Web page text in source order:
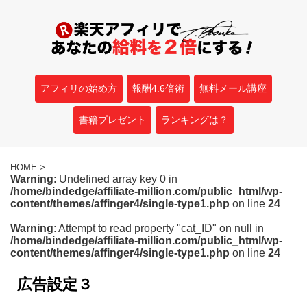
アフィリの始め方 報酬4.6倍術 無料メール講座
書籍プレゼント ランキングは？
HOME >
Warning: Undefined array key 0 in
/home/bindedge/affiliate-million.com/public_html/wp-
content/themes/affinger4/single-type1.php on line 24
Warning: Attempt to read property "cat_ID" on null in
/home/bindedge/affiliate-million.com/public_html/wp-
content/themes/affinger4/single-type1.php on line 24
広告設定３